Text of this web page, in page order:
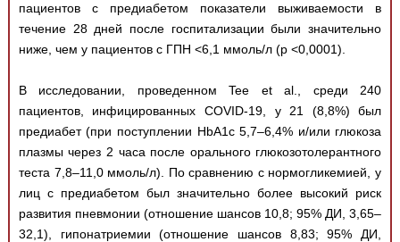
пациентов с предиабетом показатели выживаемости в
течение 28 дней после госпитализации были значительно
ниже, чем у пациентов с ГПН <6,1 ммоль/л (р <0,0001).
В исследовании, проведенном Tee et al., среди 240
пациентов, инфицированных COVID-19, у 21 (8,8%) был
предиабет (при поступлении HbA1c 5,7–6,4% и/или глюкоза
плазмы через 2 часа после орального глюкозотолерантного
теста 7,8–11,0 ммоль/л). По сравнению с нормогликемией, у
лиц с предиабетом был значительно более высокий риск
развития пневмонии (отношение шансов 10,8; 95% ДИ, 3,65–
32,1), гипонатриемии (отношение шансов 8,83; 95% ДИ,